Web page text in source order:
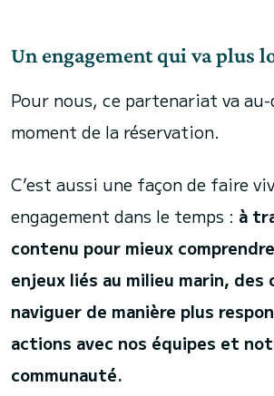
Un engagement qui va plus
Pour nous, ce partenariat va
moment de la réservation.
C’est aussi une façon de faire
engagement dans le temps : à
contenu pour mieux
enjeux liés au milieu marin, des
naviguer de manière plus
actions avec nos équipes et
communauté.